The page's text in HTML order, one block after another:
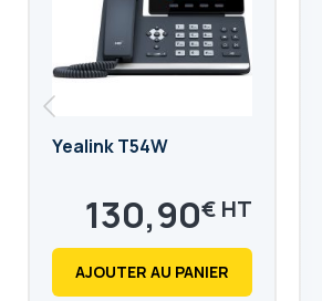
Yealink T54W
130,90€
157,08
AJOUTER AU PANIER